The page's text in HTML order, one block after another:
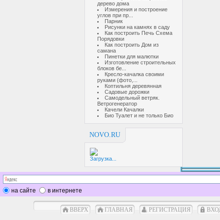
дерево дома
Измерения и построение
углов при пр...
Парник
Рисунки на камнях в саду
Как построить Печь Схема
Порядовки
Как построить Дом из
самана
Пинетки для малютки
Изготовление строительных
блоков бе...
Кресло-качалка своими
руками (фото,...
Коптильня деревянная
Садовые дорожки
Самодельный ветряк.
Ветрогенератор
Качели Качалки
Био Туалет и не только Био
NOVO.RU
Загрузка...
на сайте в интернете
ВВЕРХ ГЛАВНАЯ РЕГИСТРАЦИЯ